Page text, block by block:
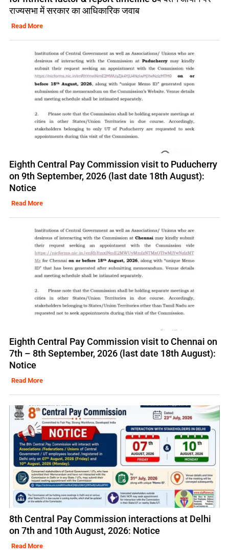
राज्यसभा में सरकार का आधिकारिक जवाब
Read More
Eighth Central Pay Commission visit to Puducherry
on 9th September, 2026 (last date 18th August):
Notice
Read More
Eighth Central Pay Commission visit to Chennai on
7th – 8th September, 2026 (last date 18th August):
Notice
Read More
8th Central Pay Commission interactions at Delhi
on 7th and 10th August, 2026: Notice
Read More